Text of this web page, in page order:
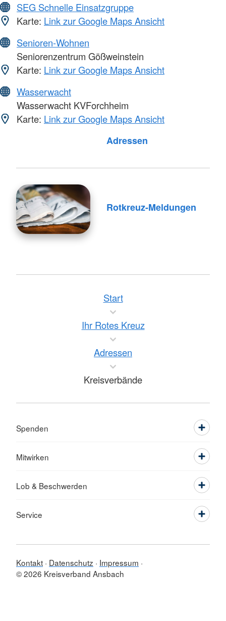
SEG Schnelle Einsatzgruppe
Karte: Link zur Google Maps Ansicht
Senioren-Wohnen
Seniorenzentrum Gößweinstein
Karte: Link zur Google Maps Ansicht
Wasserwacht
Wasserwacht KVForchheim
Karte: Link zur Google Maps Ansicht
Adressen
Rotkreuz-Meldungen
Start
Ihr Rotes Kreuz
Adressen
Kreisverbände
Spenden
Mitwirken
Lob & Beschwerden
Service
Kontakt Datenschutz
Impressum
© 2026 Kreisverband Ansbach